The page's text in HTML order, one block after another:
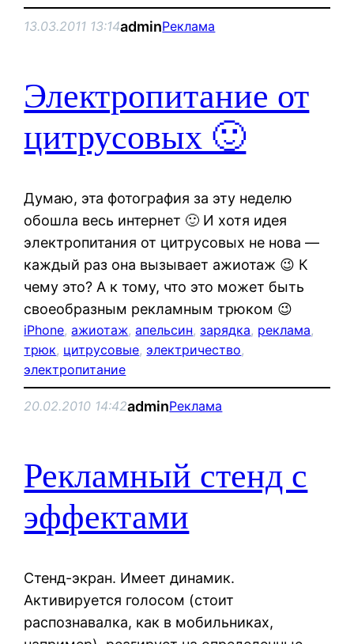
13.03.2011 13:14adminРеклама
Электропитание от
цитрусовых 🙂
Думаю, эта фотография за эту неделю
обошла весь интернет 🙂 И хотя идея
электропитания от цитрусовых не нова —
каждый раз она вызывает ажиотаж 😉 К
чему это? А к тому, что это может быть
своеобразным рекламным трюком 😉
iPhone, ажиотаж, апельсин, зарядка, реклама
трюк, цитрусовые, электричество
электропитание
20.02.2010 14:42adminРеклама
Рекламный стенд с
эффектами
Стенд-экран. Имеет динамик.
Активируется голосом (стоит
распознавалка, как в мобильниках,